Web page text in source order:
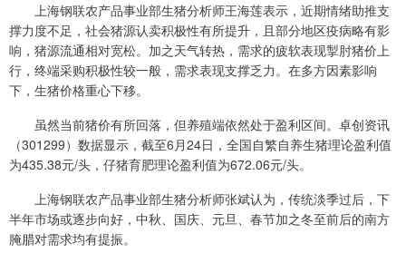
上海钢联农产品事业部生猪分析师王海莲表示，近期情绪助推支
撑力度不足，社会猪源认卖积极性有所提升，且部分地区疫病略有影
响，猪源流通相对宽松。加之天气转热，需求的疲软表现掣肘猪价上
行，终端采购积极性较一般，需求表现支撑乏力。在多方因素影响
下，生猪价格重心下移。
虽然当前猪价有所回落，但养殖端依然处于盈利区间。卓创资讯
（301299）数据显示，截至6月24日，全国自繁自养生猪理论盈利值
为435.38元/头，仔猪育肥理论盈利值为672.06元/头。
上海钢联农产品事业部生猪分析师张斌认为，传统淡季过后，下
半年市场或逐步向好，中秋、国庆、元旦、春节加之冬至前后的南方
腌腊对需求均有提振。